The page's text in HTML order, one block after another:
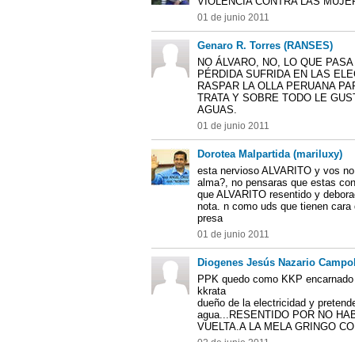
01 de junio 2011
Genaro R. Torres (RANSES)
NO ÁLVARO, NO, LO QUE
PÉRDIDA SUFRIDA EN LAS
RASPAR LA OLLA PERUANA
TRATA Y SOBRE TODO LE
AGUAS.
01 de junio 2011
Dorotea Malpartida (mariluxy)
esta nervioso ALVARITO y vos
alma?, no pensaras que estas
que ALVARITO resentido y
nota. n como uds que tienen
presa
01 de junio 2011
Diogenes Jesús Nazario
PPK quedo como KKP
kkrata
dueño de la electricidad y
agua...RESENTIDO POR NO
VUELTA.A LA MELA GRINGO